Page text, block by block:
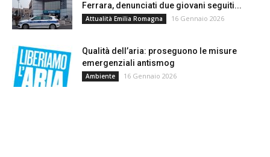
Ferrara, denunciati due giovani seguiti...
Attualità Emilia Romagna 16 Gennaio 2026
Qualità dell’aria: proseguono le misure
emergenziali antismog
Ambiente 16 Gennaio 2026